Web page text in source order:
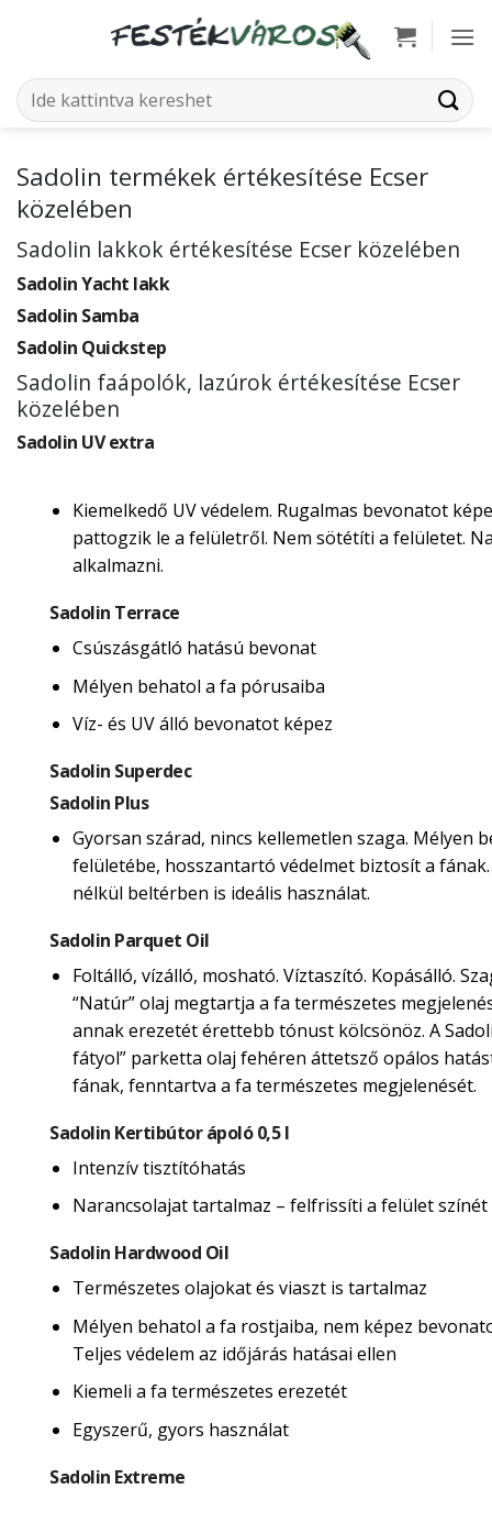
Keresés
a
Sadolin termékek értékesítése Ecser
közelében
Sadolin lakkok értékesítése Ecser közelében
Sadolin Yacht lakk
Sadolin Samba
Sadolin Quickstep
Sadolin faápolók, lazúrok értékesítése Ecser
közelében
Sadolin UV extra
Kiemelkedő UV védelem. Rugalmas bevonatot
pattogzik le a felületről. Nem sötétíti a felületet.
alkalmazni.
Sadolin Terrace
Csúszásgátló hatású bevonat
Mélyen behatol a fa pórusaiba
Víz- és UV álló bevonatot képez
Sadolin Superdec
Sadolin Plus
Gyorsan szárad, nincs kellemetlen szaga. Mélyen
felületébe, hosszantartó védelmet biztosít a
nélkül beltérben is ideális használat.
Sadolin Parquet Oil
Foltálló, vízálló, mosható. Víztaszító. Kopásálló.
“Natúr” olaj megtartja a fa természetes
annak erezetét érettebb tónust kölcsönöz. A
fátyol” parketta olaj fehéren áttetsző opálos
fának, fenntartva a fa természetes megjelenését.
Sadolin Kertibútor ápoló 0,5 l
Intenzív tisztítóhatás
Narancsolajat tartalmaz – felfrissíti a felület színét
Sadolin Hardwood Oil
Természetes olajokat és viaszt is tartalmaz
Mélyen behatol a fa rostjaiba, nem képez
Teljes védelem az időjárás hatásai ellen
Kiemeli a fa természetes erezetét
Egyszerű, gyors használat
Sadolin Extreme